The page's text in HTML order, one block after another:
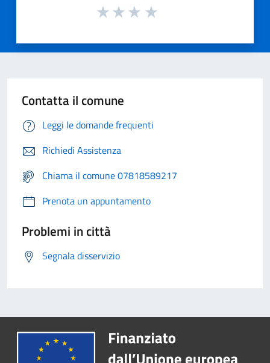
Contatta il comune
Leggi le domande frequenti
Richiedi Assistenza
Chiama il comune 07818589217
Prenota un appuntamento
Problemi in città
Segnala disservizio